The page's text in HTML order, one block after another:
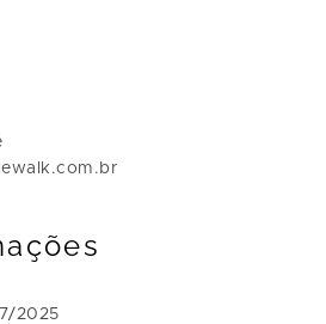
2025